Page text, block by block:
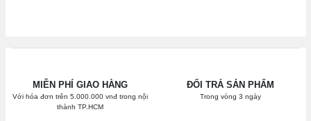
MIỄN PHÍ GIAO HÀNG
Với hóa đơn trên 5.000.000 vnđ trong nội
thành TP.HCM
ĐỔI TRẢ SẢN PHẨM
Trong vòng 3 ngày